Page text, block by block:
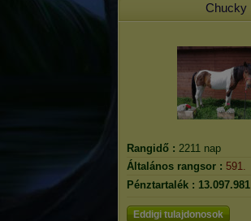
Chucky
Rangidő : 2211 nap
Általános rangsor : 591.
Pénztartalék : 13.097.981
Eddigi tulajdonosok